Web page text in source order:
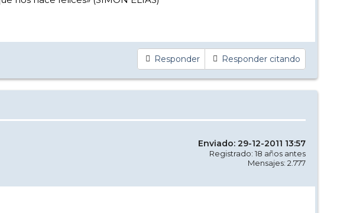
Responder Responder citando
Enviado: 29-12-2011 13:57
Registrado: 18 años antes
Mensajes: 2.777